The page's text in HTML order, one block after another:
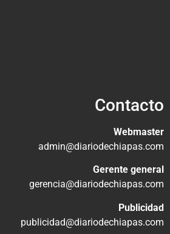
Contacto
Webmaster
admin@diariodechiapas.com
Gerente general
gerencia@diariodechiapas.com
Publicidad
publicidad@diariodechiapas.com